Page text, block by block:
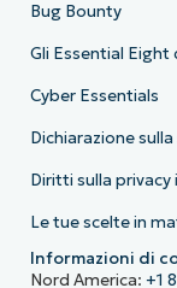
Bug Bounty
Gli Essential Eight
Cyber Essentials
Dichiarazione
Diritti sulla privacy
Le tue scelte in
Informazioni di
Nord America: +1